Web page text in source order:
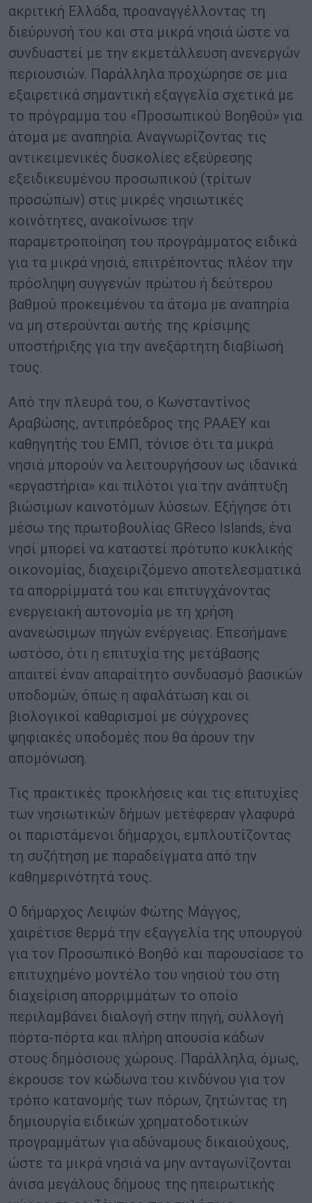
ακριτική Ελλάδα, προαναγγέλλοντας τη
διεύρυνσή του και στα μικρά νησιά ώστε να
συνδυαστεί με την εκμετάλλευση ανενεργών
περιουσιών. Παράλληλα προχώρησε σε μια
εξαιρετικά σημαντική εξαγγελία σχετικά με
το πρόγραμμα του «Προσωπικού Βοηθού» για
άτομα με αναπηρία. Αναγνωρίζοντας τις
αντικειμενικές δυσκολίες εξεύρεσης
εξειδικευμένου προσωπικού (τρίτων
προσώπων) στις μικρές νησιωτικές
κοινότητες, ανακοίνωσε την
παραμετροποίηση του προγράμματος ειδικά
για τα μικρά νησιά, επιτρέποντας πλέον την
πρόσληψη συγγενών πρώτου ή δεύτερου
βαθμού προκειμένου τα άτομα με αναπηρία
να μη στερούνται αυτής της κρίσιμης
υποστήριξης για την ανεξάρτητη διαβίωσή
τους.
Από την πλευρά του, ο Κωνσταντίνος
Αραβώσης, αντιπρόεδρος της ΡΑΑΕΥ και
καθηγητής του ΕΜΠ, τόνισε ότι τα μικρά
νησιά μπορούν να λειτουργήσουν ως ιδανικά
«εργαστήρια» και πιλότοι για την ανάπτυξη
βιώσιμων καινοτόμων λύσεων. Εξήγησε ότι
μέσω της πρωτοβουλίας GReco Islands, ένα
νησί μπορεί να καταστεί πρότυπο κυκλικής
οικονομίας, διαχειριζόμενο αποτελεσματικά
τα απορρίμματά του και επιτυγχάνοντας
ενεργειακή αυτονομία με τη χρήση
ανανεώσιμων πηγών ενέργειας. Επεσήμανε
ωστόσο, ότι η επιτυχία της μετάβασης
απαιτεί έναν απαραίτητο συνδυασμό βασικών
υποδομών, όπως η αφαλάτωση και οι
βιολογικοί καθαρισμοί με σύγχρονες
ψηφιακές υποδομές που θα άρουν την
απομόνωση.
Τις πρακτικές προκλήσεις και τις επιτυχίες
των νησιωτικών δήμων μετέφεραν γλαφυρά
οι παριστάμενοι δήμαρχοι, εμπλουτίζοντας
τη συζήτηση με παραδείγματα από την
καθημερινότητά τους.
Ο δήμαρχος Λειψών Φώτης Μάγγος,
χαιρέτισε θερμά την εξαγγελία της υπουργού
για τον Προσωπικό Βοηθό και παρουσίασε το
επιτυχημένο μοντέλο του νησιού του στη
διαχείριση απορριμμάτων το οποίο
περιλαμβάνει διαλογή στην πηγή, συλλογή
πόρτα-πόρτα και πλήρη απουσία κάδων
στους δημόσιους χώρους. Παράλληλα, όμως,
έκρουσε τον κώδωνα του κινδύνου για τον
τρόπο κατανομής των πόρων, ζητώντας τη
δημιουργία ειδικών χρηματοδοτικών
προγραμμάτων για αδύναμους δικαιούχους,
ώστε τα μικρά νησιά να μην ανταγωνίζονται
άνισα μεγάλους δήμους της ηπειρωτικής